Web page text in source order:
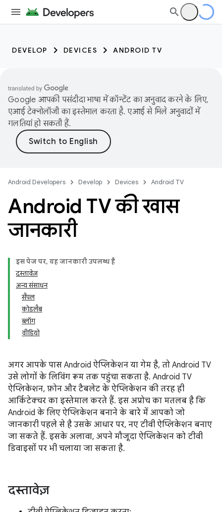
DEVELOP DEVICES ANDROID TV
Google आपकी पसंदीदा भाषा में कॉन्टेंट का अनुवाद करने के लिए,
एआई टेक्नोलॉजी का इस्तेमाल करता है. एआई से मिले अनुवादों में
गलतियां हो सकती हैं.
Android Developers Develop Devices Android TV
Android TV की खास
जानकारी
इस पेज पर, यह जानकारी उपलब्ध है
दस्तावेज़
अन्य संसाधन
सैंपल
कोडलैब
ब्लॉग
वीडियो
अगर आपके पास Android ऐप्लिकेशन या गेम है, तो Android TV
उसे लोगों के लिविंग रूम तक पहुंचा सकता है. Android TV
ऐप्लिकेशन, फ़ोन और टैबलेट के ऐप्लिकेशन की तरह ही
आर्किटेक्चर का इस्तेमाल करते हैं. इस अप्रोच का मतलब है कि
Android के लिए ऐप्लिकेशन बनाने के बारे में आपको जो
जानकारी पहले से है उसके आधार पर, नए टीवी ऐप्लिकेशन बनाए
जा सकते हैं. इसके अलावा, अपने मौजूदा ऐप्लिकेशन को टीवी
डिवाइसों पर भी चलाया जा सकता है.
दस्तावेज़